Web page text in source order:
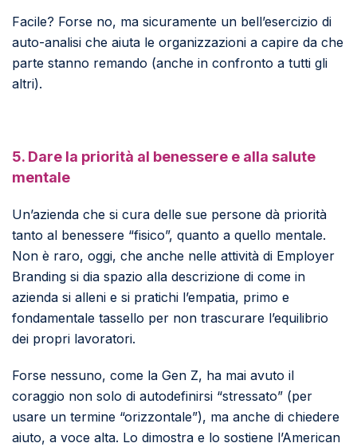
Facile? Forse no, ma sicuramente un bell’esercizio di
auto-analisi che aiuta le organizzazioni a capire da che
parte stanno remando (anche in confronto a tutti gli
altri).
5. Dare la priorità al benessere e alla salute
mentale
Un’azienda che si cura delle sue persone dà priorità
tanto al benessere “fisico”, quanto a quello mentale.
Non è raro, oggi, che anche nelle attività di Employer
Branding si dia spazio alla descrizione di come in
azienda si alleni e si pratichi l’empatia, primo e
fondamentale tassello per non trascurare l’equilibrio
dei propri lavoratori.
Forse nessuno, come la Gen Z, ha mai avuto il
coraggio non solo di autodefinirsi “stressato” (per
usare un termine “orizzontale”), ma anche di chiedere
aiuto, a voce alta. Lo dimostra e lo sostiene l’American